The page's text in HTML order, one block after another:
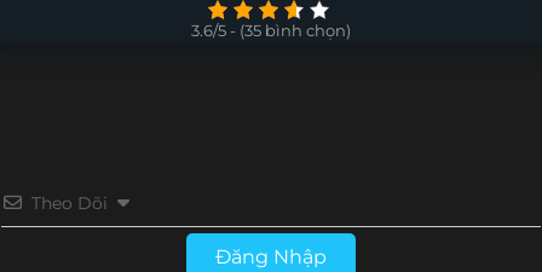
3.6/5 - (35 bình chọn)
Theo Dõi
Đăng Nhập